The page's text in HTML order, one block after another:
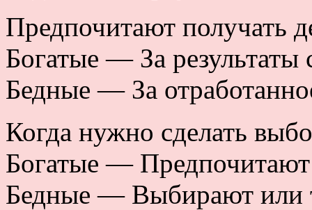
Предпочитают получать
Богатые — За результаты
Бедные — За
Когда нужно сделать
Богатые — Предпочитают
Бедные — Выбирают или